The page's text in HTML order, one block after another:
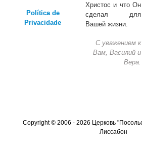
Política de
Privacidade
Христос и что Он
сделал для
Вашей жизни.
С уважением к
Вам, Василий и
Вера.
Copyright © 2006 - 2026 Церковь
Лиссабон